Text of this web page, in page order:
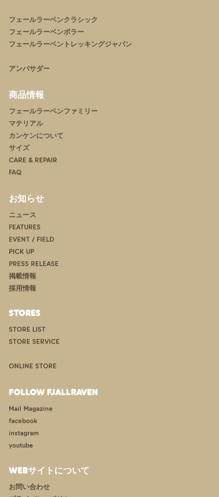
フェールラーベンクラシック
フェールラーベンポラー
フェールラーベントレッキングジャパン
アンバサダー
商品情報
フェールラーベンファミリー
マテリアル
カンケンについて
サイズ
CARE & REPAIR
FAQ
お知らせ
ニュース
FEATURES
EVENT / FIELD
PICK UP
PRESS RELEASE
掲載情報
採用情報
STORES
STORE LIST
STORE SERVICE
ONLINE STORE
FOLLOW FJALLRAVEN
Mail Magazine
facebook
instagram
youtube
WEBサイトについて
お問い合わせ